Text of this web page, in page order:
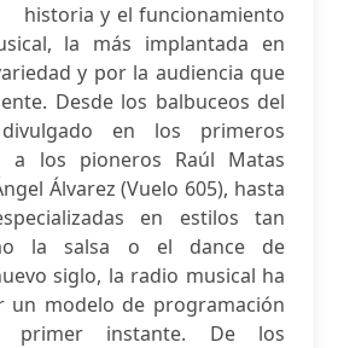
historia y el funcionamiento
la más implantada en
y por la audiencia que
Desde los balbuceos del
en los primeros
a los pioneros Raúl Matas
Álvarez (Vuelo 605), hasta
en estilos tan
la salsa o el dance de
siglo, la radio musical ha
un modelo de programación
primer instante. De los